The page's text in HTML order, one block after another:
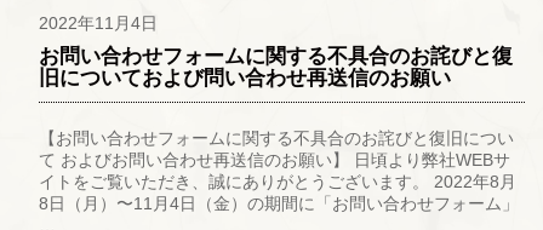
2022年11月4日
お問い合わせフォームに関する不具合のお詫びと復
旧についておよび問い合わせ再送信のお願い
【お問い合わせフォームに関する不具合のお詫びと復旧につい
て およびお問い合わせ再送信のお願い】 日頃より弊社WEBサ
イトをご覧いただき、誠にありがとうございます。 2022年8月
8日（月）〜11月4日（金）の期間に「お問い合わせフォーム」